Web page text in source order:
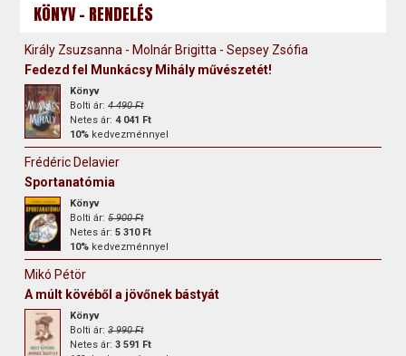
KÖNYV - RENDELÉS
Király Zsuzsanna - Molnár Brigitta - Sepsey Zsófia
Fedezd fel Munkácsy Mihály művészetét!
Könyv
Bolti ár:4 490 Ft
Netes ár:4 041 Ft
10% kedvezménnyel
Frédéric Delavier
Sportanatómia
Könyv
Bolti ár:5 900 Ft
Netes ár:5 310 Ft
10% kedvezménnyel
Mikó Pétör
A múlt kövéből a jövőnek bástyát
Könyv
Bolti ár:3 990 Ft
Netes ár:3 591 Ft